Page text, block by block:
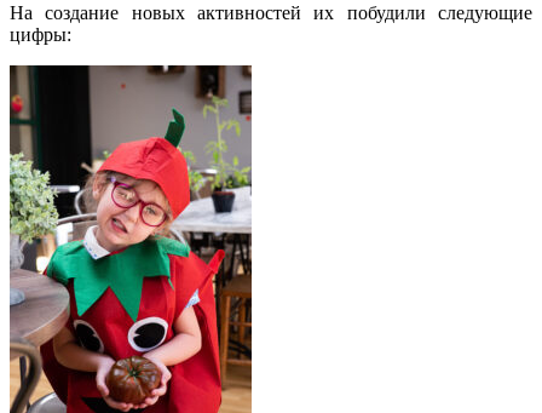
На создание новых активностей их побудили следующие
цифры: